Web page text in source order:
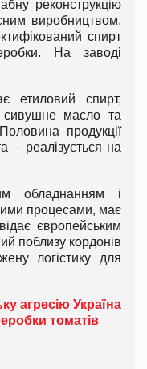
реконструкцію
виробництвом,
спирт
На заводі
етиловий спирт,
сивушне масло та
продукції
– реалізується на
обладнанням і
процесами, має
європейським
поблизу кордонів
логістику для
агресію Україна
томатів